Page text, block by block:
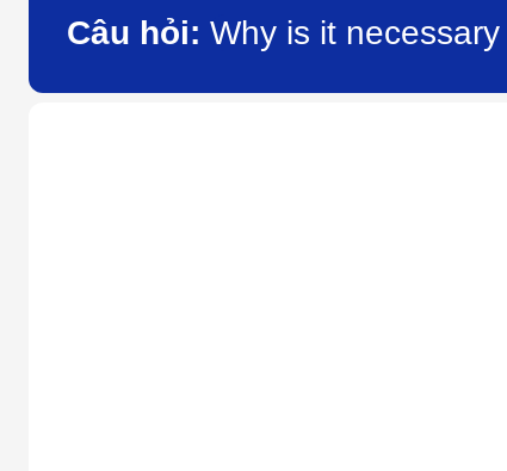
Câu hỏi: Why is it